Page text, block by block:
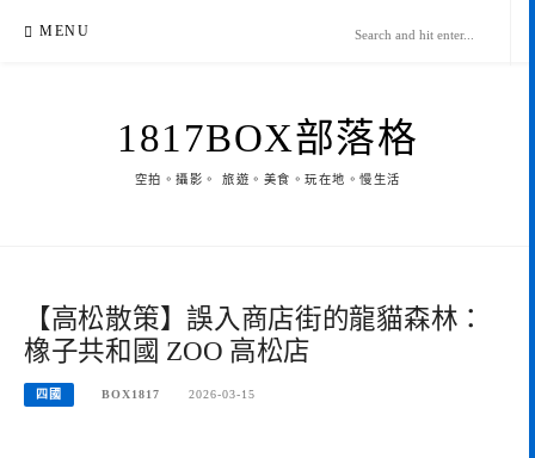
MENU
1817BOX部落格
空拍。攝影。 旅遊。美食。玩在地。慢生活
【高松散策】誤入商店街的龍貓森林：
橡子共和國 ZOO 高松店
四國 BOX1817 2026-03-15